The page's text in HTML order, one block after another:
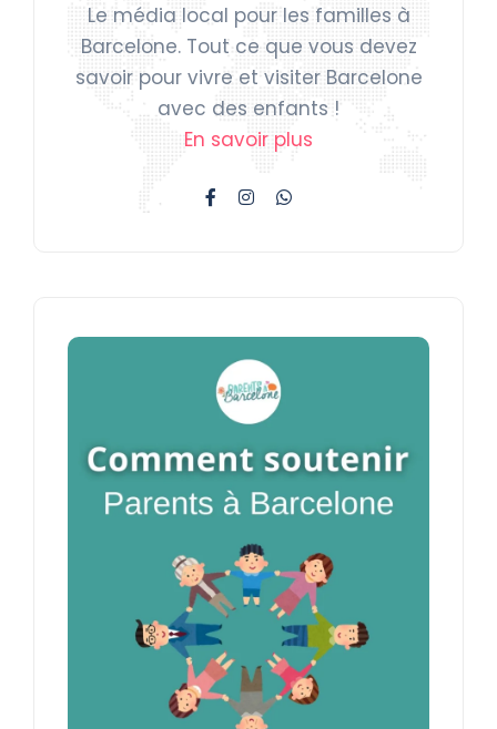
Le média local pour les familles à
Barcelone. Tout ce que vous devez
savoir pour vivre et visiter Barcelone
avec des enfants !
En savoir plus